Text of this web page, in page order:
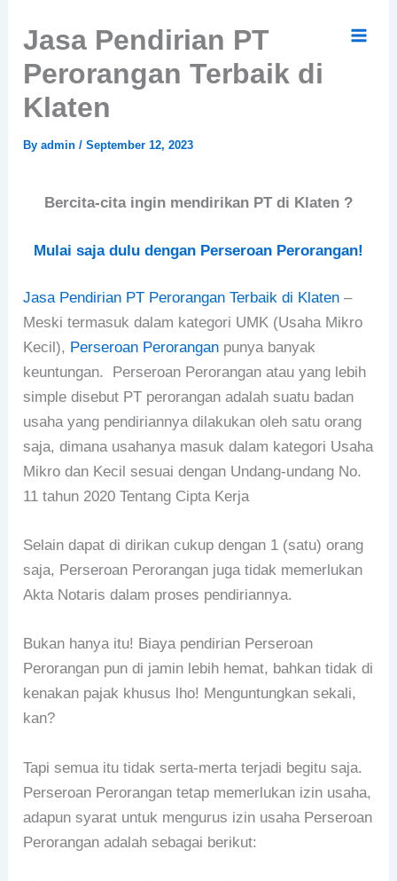
content
Jasa Pendirian PT
Perorangan Terbaik di
Klaten
Byadmin/September 12, 2023
Bercita-cita ingin mendirikan PT di Klaten ?
Mulai saja dulu dengan Perseroan Perorangan!
Jasa Pendirian PT Perorangan Terbaik di Klaten –
Meski termasuk dalam kategori UMK (Usaha Mikro
Kecil), Perseroan Perorangan punya banyak
keuntungan.
Perseroan Perorangan atau yang lebih
simple disebut PT perorangan adalah suatu badan
usaha yang pendiriannya dilakukan oleh satu orang
saja, dimana usahanya masuk dalam kategori Usaha
Mikro dan Kecil sesuai dengan Undang-undang No.
11 tahun 2020 Tentang Cipta Kerja
Selain dapat di dirikan cukup dengan 1 (satu) orang
saja, Perseroan Perorangan juga tidak memerlukan
Akta Notaris dalam proses pendiriannya.
Bukan hanya itu! Biaya pendirian Perseroan
Perorangan pun di jamin lebih hemat, bahkan tidak di
kenakan pajak khusus lho! Menguntungkan sekali,
kan?
Tapi semua itu tidak serta-merta terjadi begitu saja.
Perseroan Perorangan tetap memerlukan izin usaha,
adapun syarat untuk mengurus izin usaha Perseroan
Perorangan adalah sebagai berikut: